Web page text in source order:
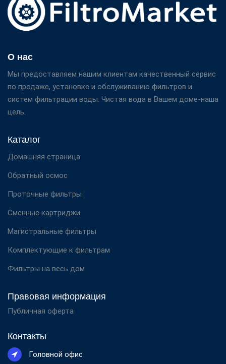
О нас
Мы предоставляем нашим клиентам качественный сервис
по продаже, установке и обслуживанию фильтров и
систем фильтрации воды. Чистая вода в Вашем доме-наша
цель.
Каталог
Домашняя страница
Обратный осмос
Проточные фильтры
Сменные картриджи
Магистральные фильтры
Комплектующие к фильтрам
Фильтры на весь дом
Правовая информация
Публичная оферта
Контакты
Головной офис